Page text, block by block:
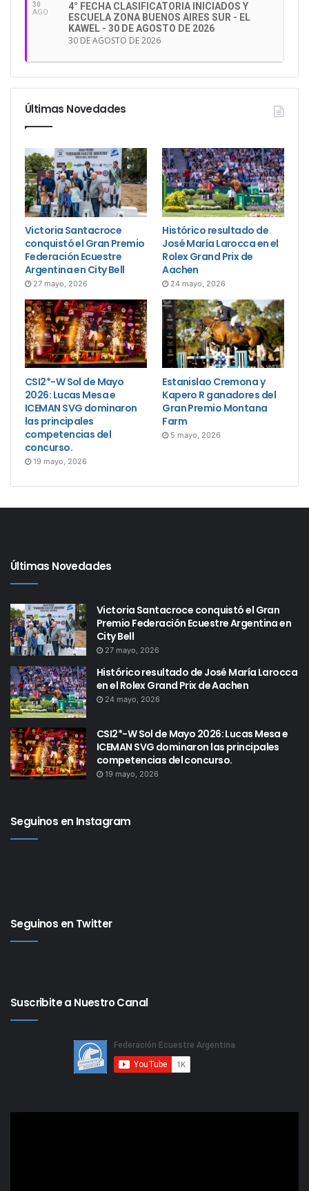
30
AGO
4° FECHA CLASIFICATORIA INICIADOS Y
ESCUELA ZONA BUENOS AIRES SUR - EL
KAWEL - 30 DE AGOSTO DE 2026
30 DE AGOSTO DE 2026
Últimas Novedades
Victoria Santacroce
conquistó el Gran Premio
Federación Ecuestre
Argentina en City Bell
27 mayo, 2026
Histórico resultado de
José María Larocca en el
Rolex Grand Prix de
Aachen
24 mayo, 2026
CSI2*-W Sol de Mayo
2026: Lucas Mesa e
ICEMAN SVG dominaron
las principales
competencias del
concurso.
19 mayo, 2026
Estanislao Cremona y
Kapero R ganadores del
Gran Premio Montana
Farm
5 mayo, 2026
Últimas Novedades
Victoria Santacroce conquistó el Gran
Premio Federación Ecuestre Argentina en
City Bell
27 mayo, 2026
Histórico resultado de José María Larocca
en el Rolex Grand Prix de Aachen
24 mayo, 2026
CSI2*-W Sol de Mayo 2026: Lucas Mesa e
ICEMAN SVG dominaron las principales
competencias del concurso.
19 mayo, 2026
Seguinos en Instagram
Seguinos en Twitter
Suscribite a Nuestro Canal